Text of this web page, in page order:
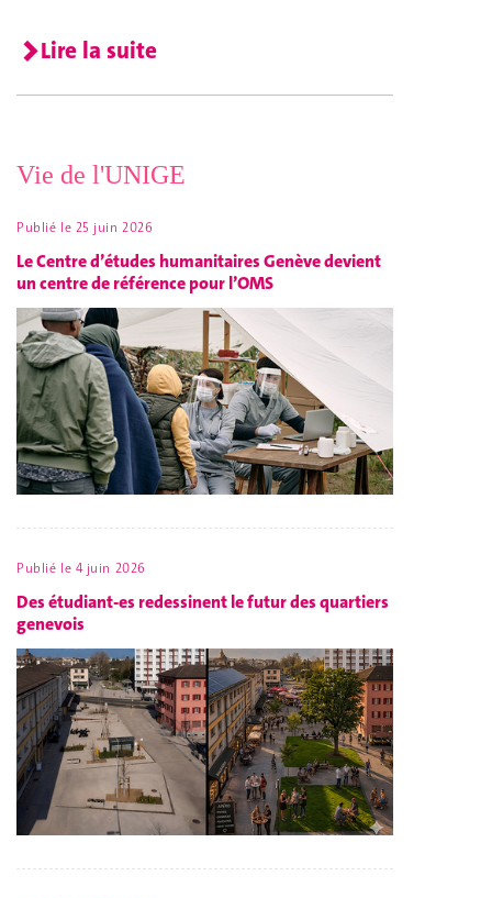
Lire la suite
Vie de l'UNIGE
Publié le 25 juin 2026
Le Centre d’études humanitaires Genève devient
un centre de référence pour l’OMS
Publié le 4 juin 2026
Des étudiant-es redessinent le futur des quartiers
genevois